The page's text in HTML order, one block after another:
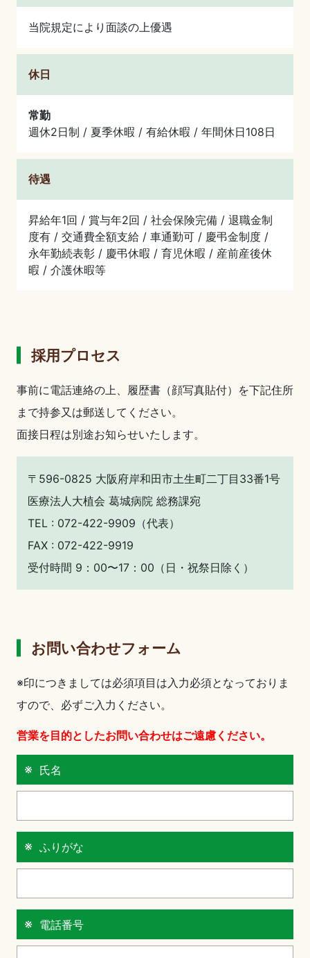
当院規定により面談の上優遇
休日
常勤
週休2日制 / 夏季休暇 / 有給休暇 / 年間休日108日
待遇
昇給年1回 / 賞与年2回 / 社会保険完備 / 退職金制
度有 / 交通費全額支給 / 車通勤可 / 慶弔金制度 /
永年勤続表彰 / 慶弔休暇 / 育児休暇 / 産前産後休
暇 / 介護休暇等
採用プロセス
事前に電話連絡の上、履歴書（顔写真貼付）を下記住所
まで持参又は郵送してください。
面接日程は別途お知らせいたします。
〒596-0825 大阪府岸和田市土生町二丁目33番1号
医療法人大植会 葛城病院 総務課宛
TEL : 072-422-9909 （代表）
FAX : 072-422-9919
受付時間 9：00〜17：00（日・祝祭日除く）
お問い合わせフォーム
※印につきましては必須項目は入力必須となっておりま
すので、必ずご入力ください。
営業を目的としたお問い合わせはご遠慮ください。
氏名
ふりがな
電話番号